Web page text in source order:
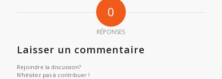
0
RÉPONSES
Laisser un commentaire
Rejoindre la discussion?
N’hésitez pas à contribuer !